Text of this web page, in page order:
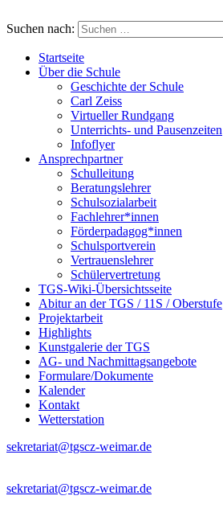
Suchen nach:
Startseite
Über die Schule
Geschichte der Schule
Carl Zeiss
Virtueller Rundgang
Unterrichts- und Pausenzeiten
Infoflyer
Ansprechpartner
Schulleitung
Beratungslehrer
Schulsozialarbeit
Fachlehrer*innen
Förderpadagog*innen
Schulsportverein
Vertrauenslehrer
Schülervertretung
TGS-Wiki-Übersichtsseite
Abitur an der TGS / 11S / Oberstufe
Projektarbeit
Highlights
Kunstgalerie der TGS
AG- und Nachmittagsangebote
Formulare/Dokumente
Kalender
Kontakt
Wetterstation
sekretariat@tgscz-weimar.de
sekretariat@tgscz-weimar.de